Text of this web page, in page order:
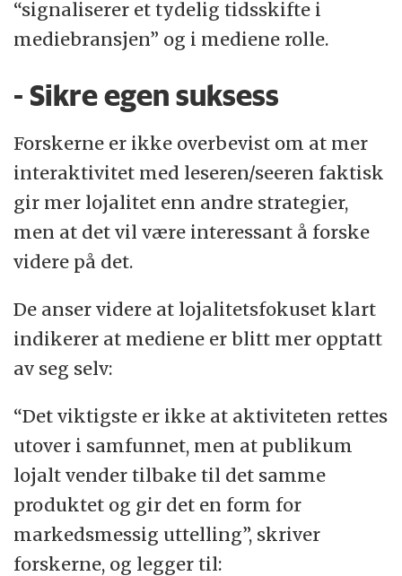
“signaliserer et tydelig tidsskifte i
mediebransjen” og i mediene rolle.
- Sikre egen suksess
Forskerne er ikke overbevist om at mer
interaktivitet med leseren/seeren faktisk
gir mer lojalitet enn andre strategier,
men at det vil være interessant å forske
videre på det.
De anser videre at lojalitetsfokuset klart
indikerer at mediene er blitt mer opptatt
av seg selv:
“Det viktigste er ikke at aktiviteten rettes
utover i samfunnet, men at publikum
lojalt vender tilbake til det samme
produktet og gir det en form for
markedsmessig uttelling”, skriver
forskerne, og legger til: